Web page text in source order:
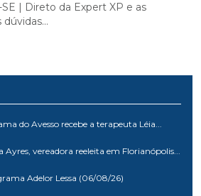
SE | Direto da Expert XP e as
do Avesso recebe a terapeuta Léia...
Ayres, vereadora reeleita em Florianópolis...
Adelor Lessa (06/08/26)